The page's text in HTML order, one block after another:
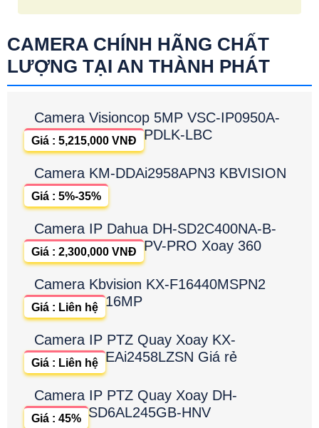
CAMERA CHÍNH HÃNG CHẤT
LƯỢNG TẠI AN THÀNH PHÁT
Camera Visioncop 5MP VSC-IP0950A-
PDLK-LBC
Giá : 5,215,000 VNĐ
Camera KM-DDAi2958APN3 KBVISION
Giá : 5%-35%
Camera IP Dahua DH-SD2C400NA-B-
PV-PRO Xoay 360
Giá : 2,300,000 VNĐ
Camera Kbvision KX-F16440MSPN2
16MP
Giá : Liên hệ
Camera IP PTZ Quay Xoay KX-
EAi2458LZSN Giá rẻ
Giá : Liên hệ
Camera IP PTZ Quay Xoay DH-
SD6AL245GB-HNV
Giá : 45%